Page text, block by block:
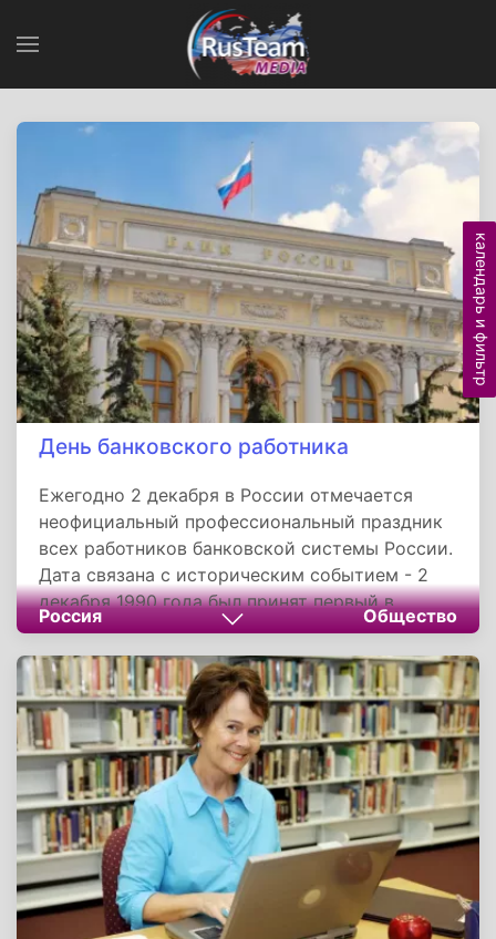
День банковского работника
Ежегодно 2 декабря в России отмечается
неофициальный профессиональный праздник
всех работников банковской системы России.
Дата связана с историческим событием - 2
декабря 1990 года был принят первый в
новейшей истории Российский Федеральный
закон «О Центральном Банке Российской
Федерации», положивший начало
формированию современной банковской
системы. Впоследствии этот документ
утратил силу.
Россия Общество
календарь и фильтр